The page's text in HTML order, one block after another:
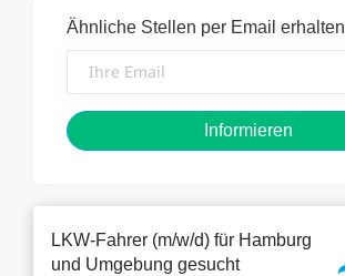
Ähnliche Stellen per Email erhalten
LKW-Fahrer (m/w/d) für Hamburg
und Umgebung gesucht